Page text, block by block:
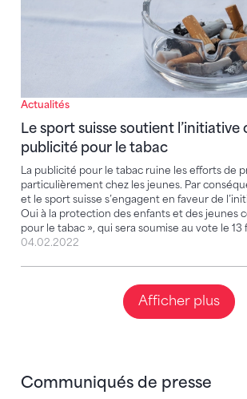
Actualités
Le sport suisse soutient l’initiative
publicité pour le tabac
La publicité pour le tabac ruine les efforts de
particulièrement chez les jeunes. Par
et le sport suisse s’engagent en faveur de
Oui à la protection des enfants et des jeunes
pour le tabac », qui sera soumise au vote le
04.02.2022
Afficher plus
Communiqués de presse